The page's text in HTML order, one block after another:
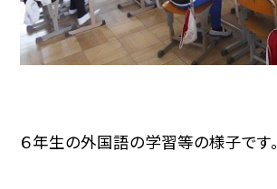
６年生の外国語の学習等の様子です。